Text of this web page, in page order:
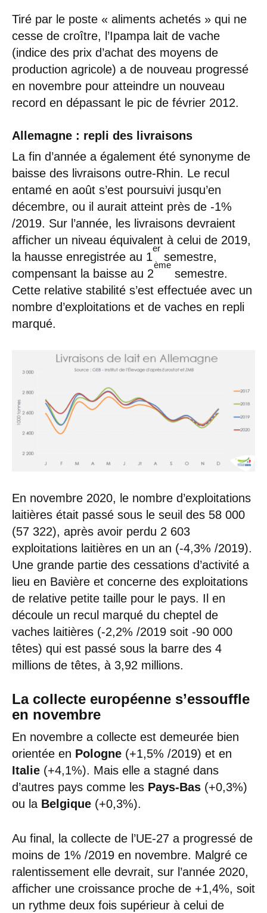
Tiré par le poste « aliments achetés » qui ne
cesse de croître, l’Ipampa lait de vache
(indice des prix d’achat des moyens de
production agricole) a de nouveau progressé
en novembre pour atteindre un nouveau
record en dépassant le pic de février 2012.
Allemagne : repli des livraisons
La fin d’année a également été synonyme de
baisse des livraisons outre-Rhin. Le recul
entamé en août s’est poursuivi jusqu’en
décembre, ou il aurait atteint près de -1%
/2019. Sur l’année, les livraisons devraient
afficher un niveau équivalent à celui de 2019,
la hausse enregistrée au 1
er
semestre,
compensant la baisse au 2
ème
semestre.
Cette relative stabilité s’est effectuée avec un
nombre d’exploitations et de vaches en repli
marqué.
En novembre 2020, le nombre d’exploitations
laitières était passé sous le seuil des 58 000
(57 322), après avoir perdu 2 603
exploitations laitières en un an (-4,3% /2019).
Une grande partie des cessations d’activité a
lieu en Bavière et concerne des exploitations
de relative petite taille pour le pays. Il en
découle un recul marqué du cheptel de
vaches laitières (-2,2% /2019 soit -90 000
têtes) qui est passé sous la barre des 4
millions de têtes, à 3,92 millions.
La collecte européenne s’essouffle
en novembre
En novembre a collecte est demeurée bien
orientée en Pologne (+1,5% /2019) et en
Italie (+4,1%). Mais elle a stagné dans
d’autres pays comme les Pays-Bas (+0,3%)
ou la Belgique (+0,3%).
Au final, la collecte de l’UE-27 a progressé de
moins de 1% /2019 en novembre. Malgré ce
ralentissement elle devrait, sur l’année 2020,
afficher une croissance proche de +1,4%, soit
un rythme deux fois supérieur à celui de